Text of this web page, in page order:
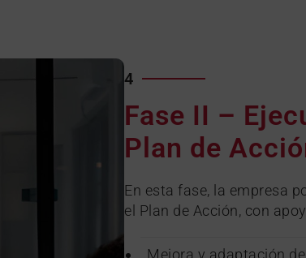
4
Fase II –
Plan de
En esta fase, la empresa
el Plan de Acción, con
Mejora y adaptación